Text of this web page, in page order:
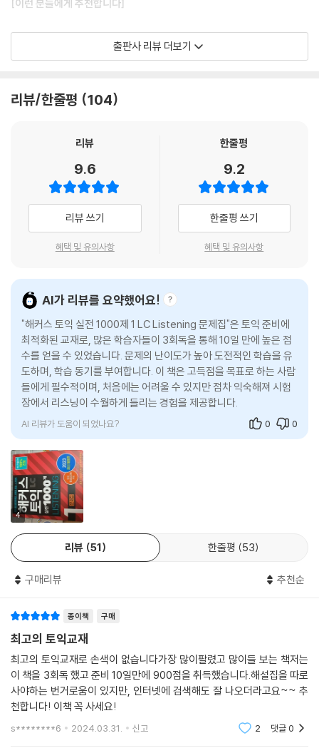
[이런 분들에게 추천합니다]
1. 실전 감각을 빠르게 익혀 단기간에 토익 고득점을 달성하고 싶은 분들
2. 토익 실전 문제풀이를 통해 차근차근 실력을 올리고 싶은 분들
에 맞는 새로운 문제들을 구성하였습니다.
2. 실전모의고사 10회분으로 토익 실전 완벽 대비
10회분의 실전모의고사를 수록해, 충분한 문제풀이 및 실전 연습이 가능
3. 실제 시험과 동일한 형태 및 구성의 모의고사로 최종 마무리
실제 시험과 동일한 모의고사로 문제풀이부터 OMR 답안지 마킹까지 실
전처럼 연습할 수 있습니다.
4. 토익 단기 고득점을 위한 [리스닝 핵심 대비 전략] 수록
1) 파트별 문제 형태 및 유형, 문제당 풀이 시간 등을 제공하여 각 파트를
완벽하게 이해할 수 있습니다.
2) 파트별 문제풀이 전략을 제공하여 빠르고 정확한 문제풀이가 가능합니
다.
5. 토익 실전에 완벽하게 대비할 수 있는 [6가지 버전의 MP3] 제공
1) 실전용 버전 MP3: 실제 토익 시험과 동일한 발음, 속도로 연습할 수 있
습니다.
3) 고사장 소음 버전 MP3: 실제 시험장 환경을 재현하여 실전을 보다 완
4) 매미 버전 MP3: 한 여름 매미 울음소리까지 대비할 수 있습니다. (별
매)
5) 영국식/호주식 발음 버전 MP3: 영국식/호주식 발음까지 완벽하게 대
비할 수 있습니다. (별매)
6) 고속 버전 MP3: 실제 시험보다 빠른 음성으로 어려운 난이도도 대비할
수 있습니다. (별매)
출판사 리뷰 더보기
리뷰/한줄평 104
리뷰
9.6
리뷰 쓰기
혜택 및 유의사항
한줄평
9.2
한줄평 쓰기
혜택 및 유의사항
AI가 리뷰를 요약했어요!
"해커스 토익 실전 1000제 1 LC Listening 문제집"은 토익 준비에
최적화된 교재로, 많은 학습자들이 3회독을 통해 10일 만에 높은 점
수를 얻을 수 있었습니다. 문제의 난이도가 높아 도전적인 학습을 유
도하며, 학습 동기를 부여합니다. 이 책은 고득점을 목표로 하는 사람
들에게 필수적이며, 처음에는 어려울 수 있지만 점차 익숙해져 시험
장에서 리스닝이 수월하게 들리는 경험을 제공합니다.
AI 리뷰가 도움이 되었나요? 0 0
4
리뷰 51 한줄평 53
구매리뷰 추천순
종이책 구매
최고의 토익교재
최고의 토익교재로 손색이 없습니다가장 많이팔렸고 많이들 보는 책저는
이 책을 3회독 했고 준비 10일만에 900점을 취득했습니다.해설집을 따로
사야하는 번거로움이 있지만, 인터넷에 검색해도 잘 나오더라고요~~ 추
천합니다! 이책 꼭 사세요!
s********6 2024.03.31. 신고 2 댓글0